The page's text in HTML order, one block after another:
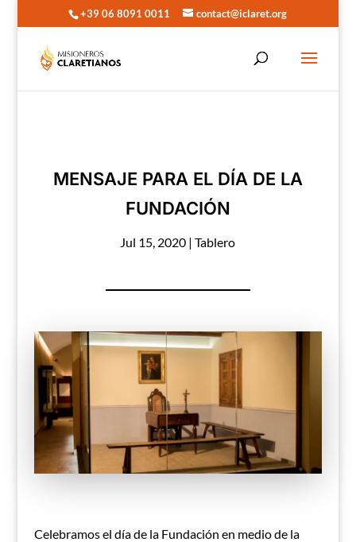
+39 06 8091 0011 contact@iclaret.org
MENSAJE PARA EL DÍA DE LA
FUNDACIÓN
Jul 15, 2020 |Tablero
Celebramos el día de la Fundación en medio de la